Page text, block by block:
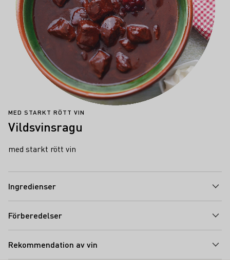
MED STARKT RÖTT VIN
Vildsvinsragu
med starkt rött vin
Ingredienser
Förberedelser
Rekommendation av vin